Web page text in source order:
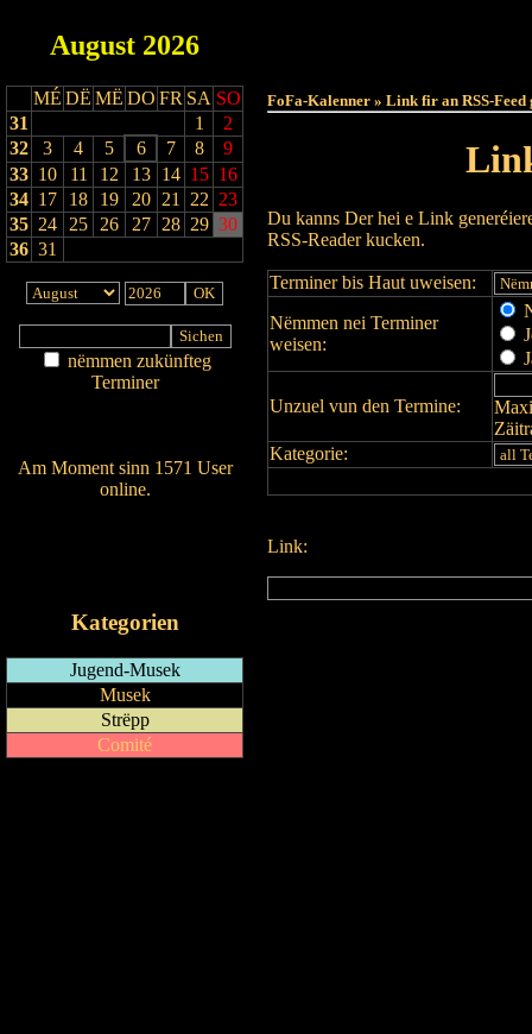
August 2026
MÉ DË MË DO FR SA SO
31
1
2
32
3 4 5 6 7 8
9
33 10 11 12 13 14 15 16
34 17 18 19 20 21 22 23
35 24 25 26 27 28 29 30
36 31
nëmmen zukünfteg
Terminer
Am Moment sinn 1571 User
online.
Kategorien
Jugend-Musek
Musek
Strëpp
Comité
FoFa-Kalenner » Link fir an RSS-Feed
Du kanns Der hei e Link
RSS-Reader kucken.
Terminer bis Haut uweisen:
Nëmmen nei Terminer
weisen:
Unzuel vun den Termine:
Kategorie:
Link: